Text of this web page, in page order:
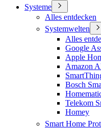
Systeme
Alles entdecken
Systemwelten
Alles
Google
Apple
Amazon
Bosch
Telekom
Homey
Smart Home